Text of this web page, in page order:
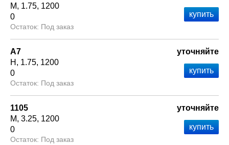
М
1.75 1200
0
Под заказ
А7
Н
1.75 1200
0
Под заказ
уточняйте
1105
М 3.25 1200
0
Под заказ
уточняйте